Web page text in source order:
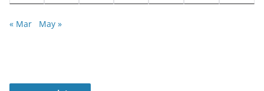
« Mar May »